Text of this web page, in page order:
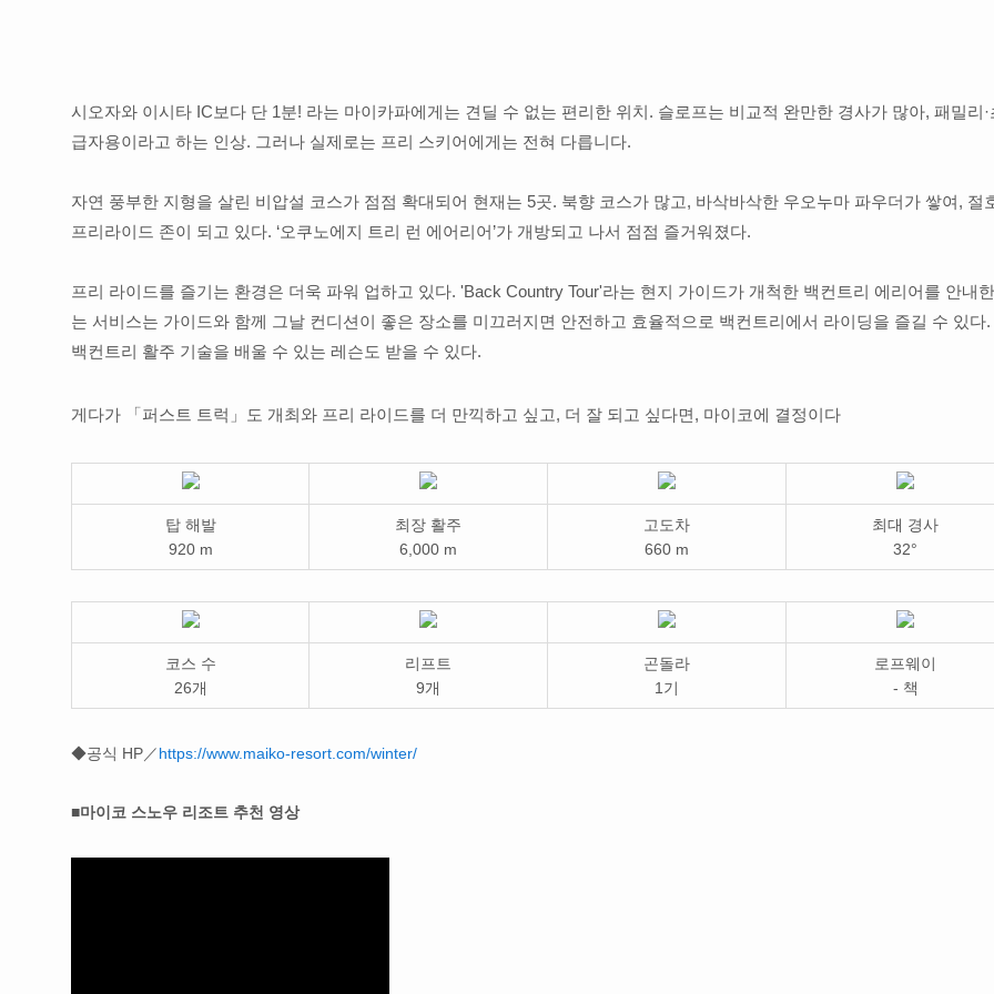
시오자와 이시타 IC보다 단 1분! 라는 마이카파에게는 견딜 수 없는 편리한 위치. 슬로프는 비교적 완만한 경사가 많아, 패밀리·
급자용이라고 하는 인상. 그러나 실제로는 프리 스키어에게는 전혀 다릅니다.
자연 풍부한 지형을 살린 비압설 코스가 점점 확대되어 현재는 5곳. 북향 코스가 많고, 바삭바삭한 우오누마 파우더가 쌓여, 절
프리라이드 존이 되고 있다. ‘오쿠노에지 트리 런 에어리어’가 개방되고 나서 점점 즐거워졌다.
프리 라이드를 즐기는 환경은 더욱 파워 업하고 있다. 'Back Country Tour'라는 현지 가이드가 개척한 백컨트리 에리어를 안내
는 서비스는 가이드와 함께 그날 컨디션이 좋은 장소를 미끄러지면 안전하고 효율적으로 백컨트리에서 라이딩을 즐길 수 있다.
백컨트리 활주 기술을 배울 수 있는 레슨도 받을 수 있다.
게다가 「퍼스트 트럭」도 개최와 프리 라이드를 더 만끽하고 싶고, 더 잘 되고 싶다면, 마이코에 결정이다
탑 해발
920 m
최장 활주
6,000 m
고도차
660 m
최대 경사
32°
코스 수
26개
리프트
9개
곤돌라
1기
로프웨이
- 책
◆공식 HP／https://www.maiko-resort.com/winter/
■마이코 스노우 리조트 추천 영상